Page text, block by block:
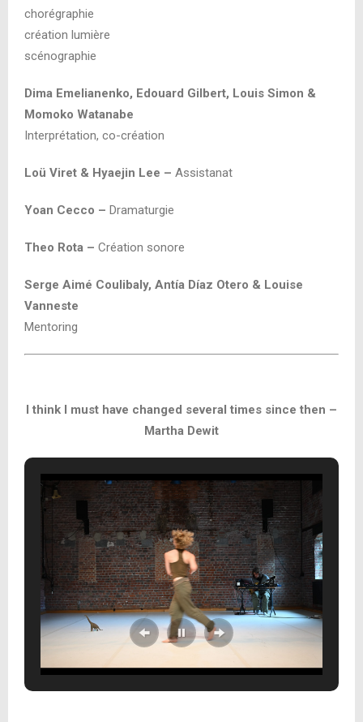
chorégraphie
création lumière
scénographie
Dima Emelianenko, Edouard Gilbert, Louis Simon &
Momoko Watanabe
Interprétation, co-création
Loü Viret & Hyaejin Lee – Assistanat
Yoan Cecco – Dramaturgie
Theo Rota – Création sonore
Serge Aimé Coulibaly, Antía Díaz Otero & Louise
Vanneste
Mentoring
I think I must have changed several times since then –
Martha Dewit